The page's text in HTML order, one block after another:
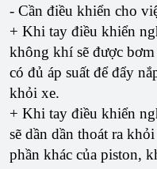
- Cần điều khiển cho
+ Khi tay điều khiển
không khí sẽ được
có đủ áp suất để đẩy
khỏi xe.
+ Khi tay điều khiển
sẽ dần dần thoát ra
phần khác của piston,